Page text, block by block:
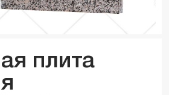
плита